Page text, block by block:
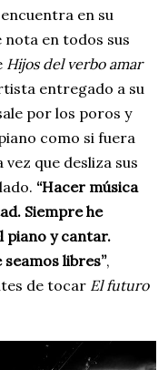
en su
en todos sus
Hijos del verbo amar
entregado a su
por los poros y
como si fuera
que desliza sus
“Hacer música
Siempre he
piano y cantar.
libres”,
de tocar El futuro